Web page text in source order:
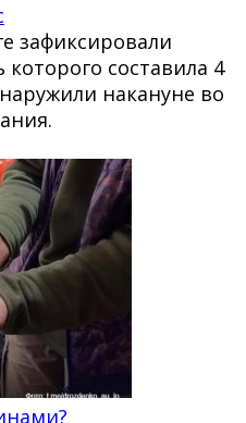
зафиксировали
составила 4
накануне во